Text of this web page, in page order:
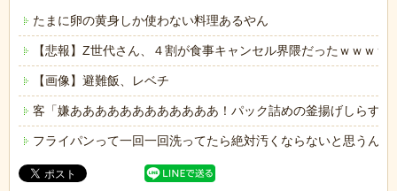
たまに卵の黄身しか使わない料理あるやん
【悲報】Z世代さん、４割が食事キャンセル界隈だったｗｗｗｗ
【画像】避難飯、レベチ
客「嫌ああああああああああああ！パック詰めの釜揚げしらす
フライパンって一回一回洗ってたら絶対汚くならないと思うんや